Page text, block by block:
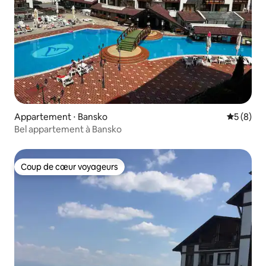
Appartement ⋅ Bansko
5 (8)
Bel appartement à Bansko
Coup de cœur voyageurs
Coup de cœur voyageurs